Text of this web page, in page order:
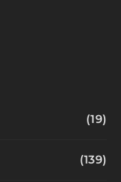
(19)
(139)